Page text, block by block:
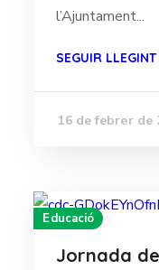
l’Ajuntament...
SEGUIR LLEGINT
16 de febrer de
Educació
Jornada